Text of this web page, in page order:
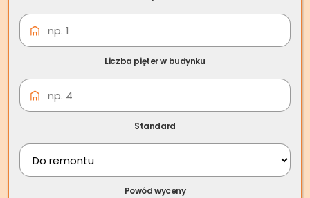
czynników, takich jak postawa stron, etap sprawy, jej
złożoność czy skład majątku dłużnika.
W tym artykule spróbujemy odpowiedzieć na tytułowe
pytanie i sprawdzimy, z jakich formalności składa się
egzekucja długów.
Spis treści
A jeżeli grozi Ci licytacja komornicza nieruchomości, a
spłata zadłużenia nie jest osiągalna w inny sposób,
skontaktuj się ze Skup.io, polską marką, specjalizującą się w
Liczba pięter w budynku
Standard
Powód wyceny